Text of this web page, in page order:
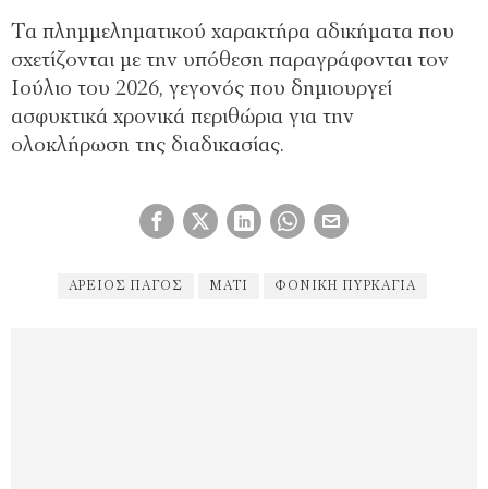
Τα πλημμεληματικού χαρακτήρα αδικήματα που
σχετίζονται με την υπόθεση παραγράφονται τον
Ιούλιο του 2026, γεγονός που δημιουργεί
ασφυκτικά χρονικά περιθώρια για την
ολοκλήρωση της διαδικασίας.
ΆΡΕΙΟΣ ΠΆΓΟΣ ΜΆΤΙ ΦΟΝΙΚΉ ΠΥΡΚΑΓΙΆ